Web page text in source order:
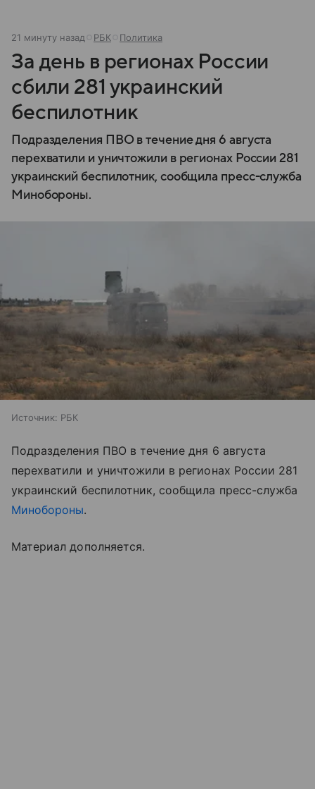
22 минуты назад РБК Политика
За день в регионах России
сбили 281 украинский
беспилотник
Подразделения ПВО в течение дня 6 августа
перехватили и уничтожили в регионах России 281
украинский беспилотник, сообщила пресс-служба
Минобороны.
Источник: РБК
Подразделения ПВО в течение дня 6 августа
перехватили и уничтожили в регионах России 281
украинский беспилотник, сообщила пресс-служба
Минобороны.
Материал дополняется.